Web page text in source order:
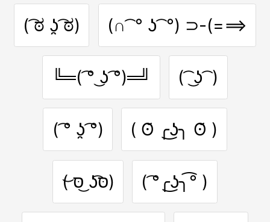
( ͡ಠ ʖ̯ ͡ಠ) (∩ ͡ ° ʖ ͡ °) ⊃-(===>
╚═( ͡° ͜ʖ ͡°)═╝ ( ͡ ͜ʖ ͡ )
( ͡° ʖ̯ ͡°) ( ʘ̆ ╭͜ʖ╮ ʘ̆ )
( ͝סּ ͜ʖ͡סּ) ( ͡°╭͜ʖ╮͡° )